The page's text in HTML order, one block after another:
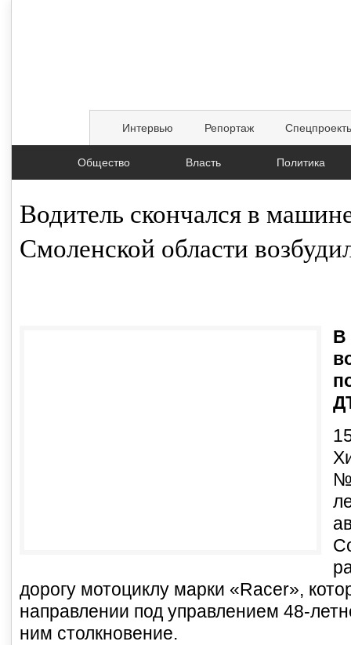
Интервью Репортаж
Общество Власть Политика
Водитель скончался в
Смоленской области
В
дорогу мотоциклу марки «Racer»,
направлении под управлением 48-
ним столкновение.